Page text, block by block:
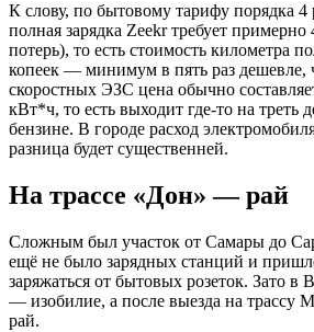
К слову, по бытовому тарифу порядка 4
полная зарядка Zeekr требует
потерь), то есть стоимость километра
копеек — минимум в пять раз дешевле,
скоростных ЭЗС цена обычно
кВт*ч, то есть выходит где-то на треть
бензине. В городе расход
разница будет существенней.
На трассе «Дон» — рай
Сложным был участок от Самары до
ещё не было зарядных станций и
заряжаться от бытовых розеток. Зато в
— изобилие, а после выезда на трассу
рай.